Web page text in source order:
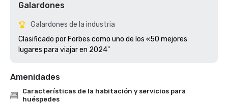
Galardones
Galardones de la industria
Clasificado por Forbes como uno de los «50 mejores
Amenidades
Características de la habitación y servicios para
huéspedes